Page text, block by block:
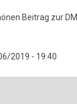
Beitrag zur DM.
2019 - 19:40